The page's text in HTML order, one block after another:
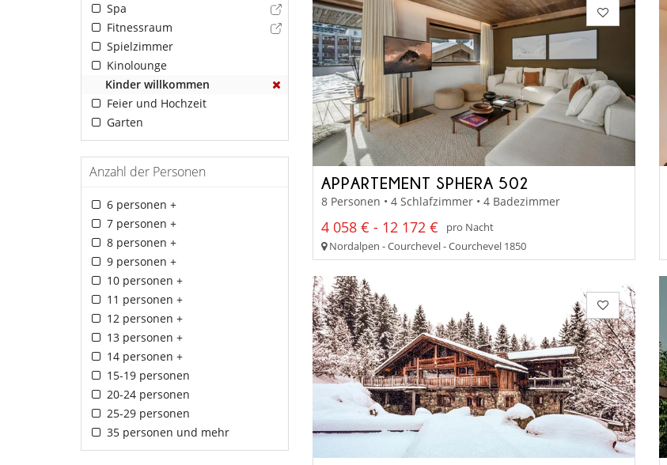
Spa
Fitnessraum
Spielzimmer
Kinolounge
Kinder willkommen
Feier und Hochzeit
Garten
Anzahl der Personen
6 personen +
7 personen +
8 personen +
9 personen +
10 personen +
11 personen +
12 personen +
13 personen +
14 personen +
15-19 personen
20-24 personen
25-29 personen
35 personen und mehr
APPARTEMENT SPHERA 502
8 Personen • 4 Schlafzimmer • 4 Badezimmer
4 058 € - 12 172 €
pro Nacht
Nordalpen - Courchevel - Courchevel 1850